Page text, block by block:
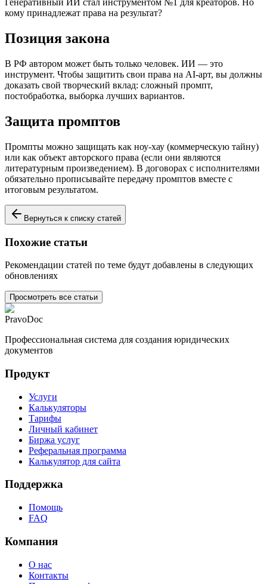
Генеративный ИИ стал инструментом №1 для креаторов. Но
кому принадлежат права на результат?
Позиция закона
В РФ автором может быть только человек. ИИ — это
инструмент. Чтобы защитить свои права на AI-арт, вы должны
доказать свой творческий вклад: сложный промпт,
постобработка, выборка лучших вариантов.
Защита промптов
Промпты можно защищать как ноу-хау (коммерческую тайну)
или как объект авторского права (если они являются
литературным произведением). В договорах с исполнителями
обязательно прописывайте передачу промптов вместе с
итоговым результатом.
Вернуться к списку статей
Похожие статьи
Рекомендации статей по теме будут добавлены в следующих
обновлениях
Просмотреть все статьи
PravoDoc
Профессиональная система для создания юридических
документов
Продукт
Услуги
Калькуляторы
Тарифы
Личный кабинет
Биржа услуг
Реферальная программа
Калькулятор для сайта
Поддержка
Помощь
FAQ
Компания
О нас
Контакты